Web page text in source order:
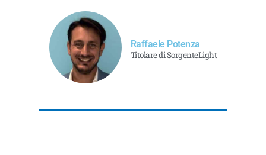
Raffaele Potenza
Titolare di SorgenteLight